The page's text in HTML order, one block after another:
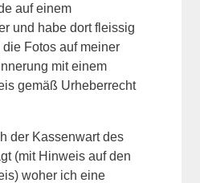
auf einem
und habe dort fleissig
Fotos auf meiner
mit einem
gemäß Urheberrecht
der Kassenwart des
(mit Hinweis auf den
woher ich eine